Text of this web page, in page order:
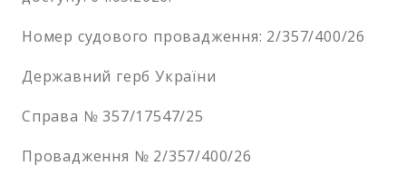
Номер судового провадження: 2/357/400/26
Державний герб України
Справа № 357/17547/25
Провадження № 2/357/400/26